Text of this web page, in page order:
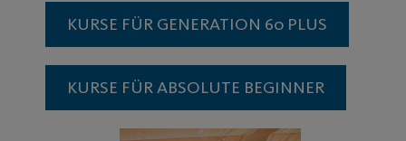
KURSE FÜR GENERATION 60 PLUS
KURSE FÜR ABSOLUTE BEGINNER